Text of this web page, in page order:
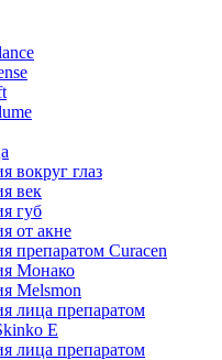
вокруг глаз
век
губ
от акне
препаратом Curacen
Монако
Melsmon
лица препаратом
E
лица препаратом